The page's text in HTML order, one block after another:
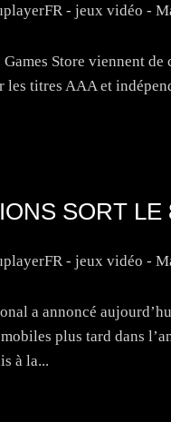
- jeux vidéo -
Store viennent
titres AAA et
SORT
- jeux vidéo -
a annoncé
plus tard dans
à la...